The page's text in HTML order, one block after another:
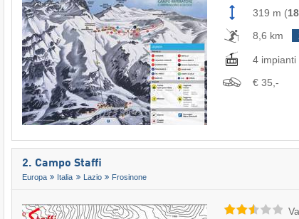
319 m (
8,6 km
4 impianti
€ 35,-
2. Campo Staffi
Europa Italia Lazio Frosinone